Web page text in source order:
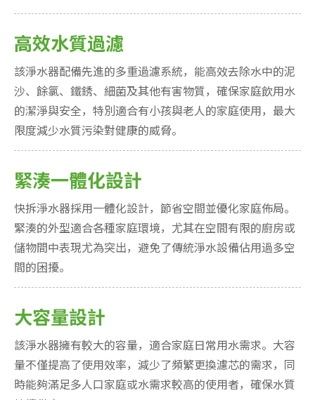
高效水質過濾
該淨水器配備先進的多重過濾系統，能高效去除水中的泥
沙、餘氯、鐵銹、細菌及其他有害物質，確保家庭飲用水
的潔淨與安全，特別適合有小孩與老人的家庭使用，最大
限度減少水質污染對健康的威脅。
緊湊一體化設計
快拆淨水器採用一體化設計，節省空間並優化家庭佈局。
緊湊的外型適合各種家庭環境，尤其在空間有限的廚房或
儲物間中表現尤為突出，避免了傳統淨水設備佔用過多空
間的困擾。
大容量設計
該淨水器擁有較大的容量，適合家庭日常用水需求。大容
量不僅提高了使用效率，減少了頻繁更換濾芯的需求，同
時能夠滿足多人口家庭或水需求較高的使用者，確保水質